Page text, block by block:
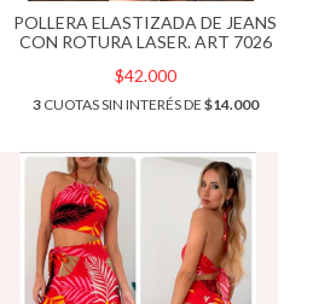
POLLERA ELASTIZADA DE JEANS
CON ROTURA LASER. ART 7026
$42.000
3CUOTAS SIN INTERÉS DE $14.000